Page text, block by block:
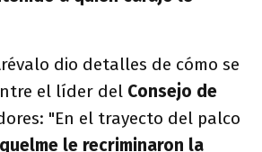
dio detalles de cómo se
el líder del Consejo de
"En el trayecto del palco
le recriminaron la